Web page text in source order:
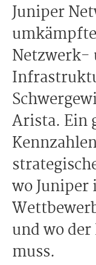
Juniper
Netzwerk-
Arista. Ein
wo Juniper
und wo
muss.